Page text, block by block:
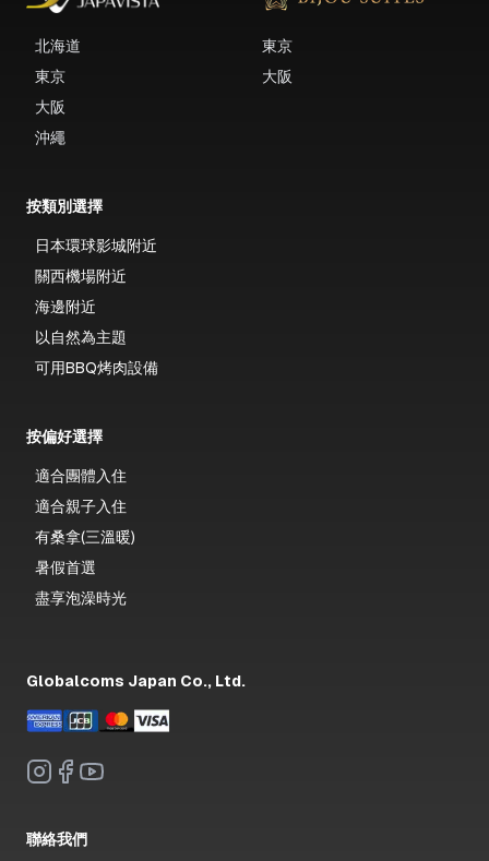
北海道
東京
大阪
沖繩
東京
大阪
按類別選擇
日本環球影城附近
關西機場附近
海邊附近
以自然為主題
可用BBQ烤肉設備
按偏好選擇
適合團體入住
適合親子入住
有桑拿(三溫暖)
暑假首選
盡享泡澡時光
Globalcoms Japan Co., Ltd.
聯絡我們